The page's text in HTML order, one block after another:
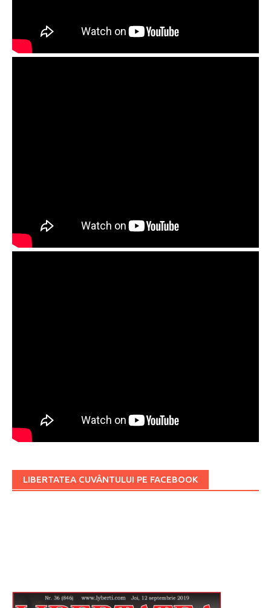
LIBERTATEA CUVÂNTULUI PE FACEBOOK